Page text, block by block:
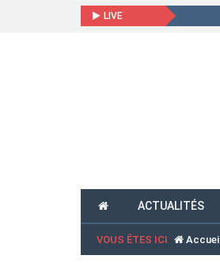
LIVE
ACTUALITÉS
VOUS ÊTES ICI Accueil